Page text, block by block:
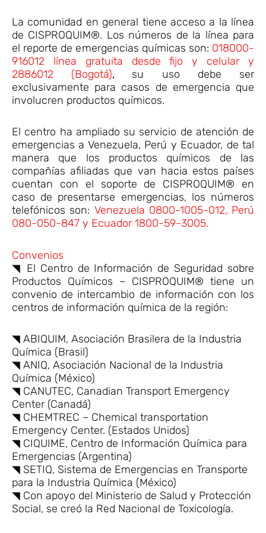
La comunidad en general tiene acceso a la línea
de CISPROQUIM®. Los números de la línea para
el reporte de emergencias químicas son: 018000-
916012 línea gratuita desde fijo y celular y
2886012 (Bogotá), su uso debe ser
exclusivamente para casos de emergencia que
involucren productos químicos.
El centro ha ampliado su servicio de atención de
emergencias a Venezuela, Perú y Ecuador, de tal
manera que los productos químicos de las
compañías afiliadas que van hacia estos países
cuentan con el soporte de CISPROQUIM® en
caso de presentarse emergencias, los números
telefónicos son: Venezuela 0800-1005-012, Perú
080-050-847 y Ecuador 1800-59-3005.
Convenios
◥ El Centro de Información de Seguridad sobre
Productos Químicos – CISPROQUIM® tiene un
convenio de intercambio de información con los
centros de información química de la región:
◥ ABIQUIM, Asociación Brasilera de la Industria
Química (Brasil)
◥ ANIQ, Asociación Nacional de la Industria
Química (México)
◥ CANUTEC, Canadian Transport Emergency
Center (Canadá)
◥ CHEMTREC – Chemical transportation
Emergency Center. (Estados Unidos)
◥ CIQUIME, Centro de Información Química para
Emergencias (Argentina)
◥ SETIQ, Sistema de Emergencias en Transporte
para la Industria Química (México)
◥ Con apoyo del Ministerio de Salud y Protección
Social, se creó la Red Nacional de Toxicología.